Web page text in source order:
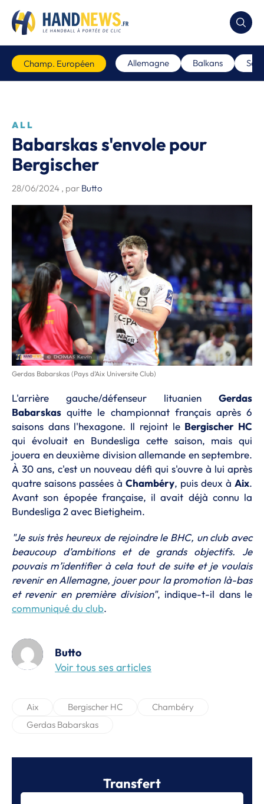
Champ. Européen Allemagne Balkans
ALL
Babarskas s'envole pour
Bergischer
28/06/2024 , par Butto
Gerdas Babarskas (Pays d’Aix Universite Club)
L'arrière gauche/défenseur lituanien Gerdas
Babarskas quitte le championnat français après 6
saisons dans l'hexagone. Il rejoint le Bergischer HC
qui évoluait en Bundesliga cette saison, mais qui
jouera en deuxième division allemande en septembre.
À 30 ans, c'est un nouveau défi qui s'ouvre à lui après
quatre saisons passées à Chambéry, puis deux à Aix.
Avant son épopée française, il avait déjà connu la
Bundesliga 2 avec Bietigheim.
"Je suis très heureux de rejoindre le BHC, un club avec
beaucoup d’ambitions et de grands objectifs. Je
pouvais m’identifier à cela tout de suite et je voulais
revenir en Allemagne, jouer pour la promotion là-bas
et revenir en première division", indique-t-il dans le
communiqué du club.
Butto
Voir tous ses articles
Aix Bergischer HC
Chambéry
Gerdas Babarskas
Transfert